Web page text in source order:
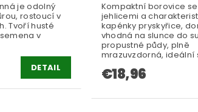
je odolný
rostoucí v
Tvoří husté
v
DETAIL
Kompaktní borovice
jehlicemi a
kapénky pryskyřice,
vhodná na slunce do
propustné půdy, plně
mrazuvzdorná, ideální
€18,96